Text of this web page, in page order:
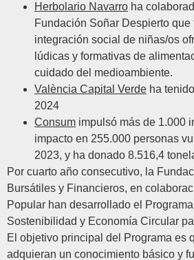
Herbolario Navarro ha
Fundación Soñar Despierto que
integración social de niñas/os
lúdicas y formativas de
cuidado del medioambiente.
València Capital Verde ha
2024
Consum impulsó más de 1.000
impacto en 255.000 personas
2023, y ha donado 8.516,4
Por cuarto año consecutivo, la
Bursátiles y Financieros, en
Popular han desarrollado el
Sostenibilidad y Economía Circular
El objetivo principal del Programa es
adquieran un conocimiento básico y